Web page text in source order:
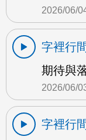
2026/06/
字裡行
期待與
2026/06/
字裡行